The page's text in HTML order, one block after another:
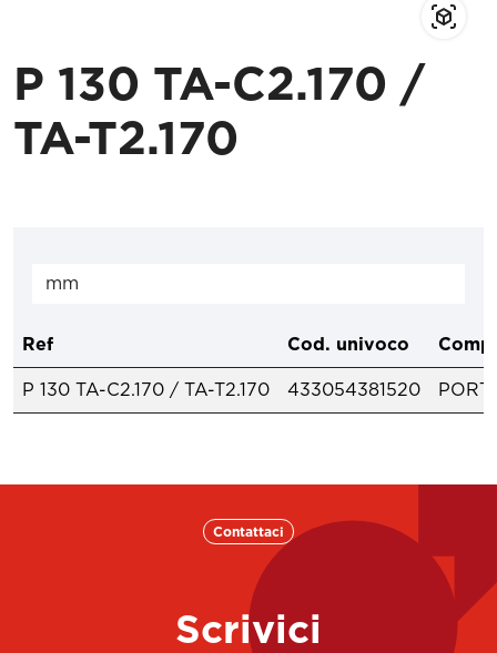
P 130 TA-C2.170 /
TA-T2.170
Ref Cod. univoco
P 130 TA-C2.170 / TA-T2.170 433054381520
Contattaci
Scrivici